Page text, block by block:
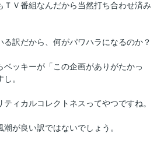
ＴＶ番組なんだから当然打ち合わせ済み
訳だから、何がパワハラになるのか？
ベッキーが「この企画がありがたかっ
。
ィカルコレクトネスってやつですね。
が良い訳ではないでしょう。